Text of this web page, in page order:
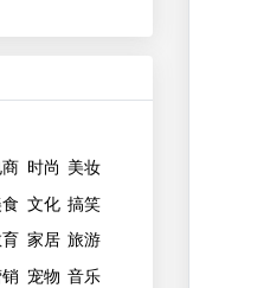
时尚 美妆
文化 搞笑
家居 旅游
宠物 音乐